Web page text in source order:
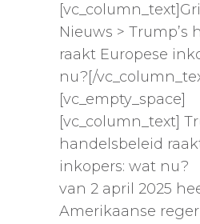
Nieuws > Trump’s
raakt Europese
nu?[/
[vc_empty_space]
[vc_column_text]
handelsbeleid
inkopers: wat
van 2 april 2025
Amerikaanse